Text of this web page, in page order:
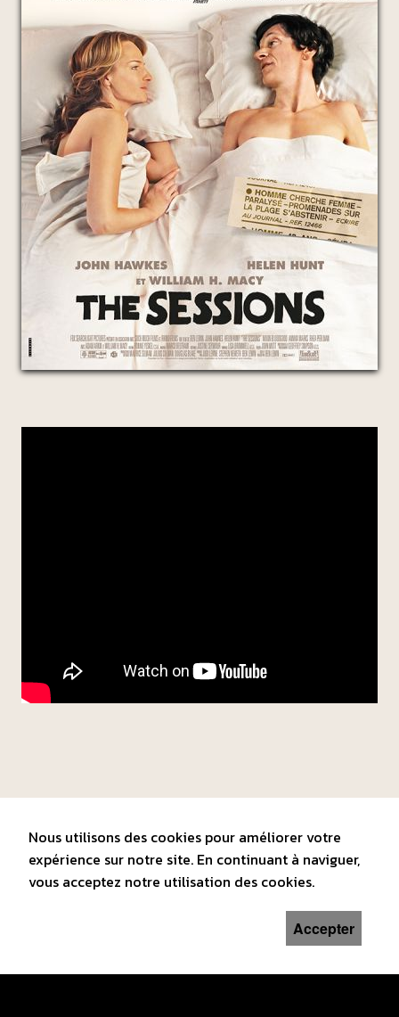
Nous utilisons des cookies pour améliorer votre
expérience sur notre site. En continuant à naviguer,
vous acceptez notre utilisation des cookies.
Accepter